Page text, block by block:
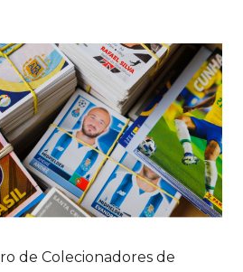
de Colecionadores de